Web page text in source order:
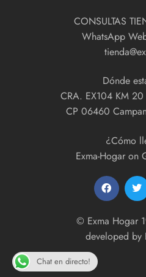
CONSULTAS
WhatsApp
Dónde
CRA. EX104 KM
CP 06460
¿Cómo
Exma-Hogar on
© Exma Hogar
developed by
Chat en directo!